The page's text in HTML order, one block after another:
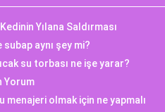
Yılana Saldırması
subap aynı şey mi?
su torbası ne işe yarar?
Yorum
menajeri olmak için ne yapmalı